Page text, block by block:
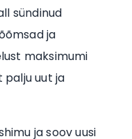
sündinud
ja
maksimumi
uut ja
ja soov uusi